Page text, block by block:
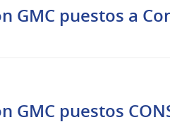
GMC puestos a
GMC puestos